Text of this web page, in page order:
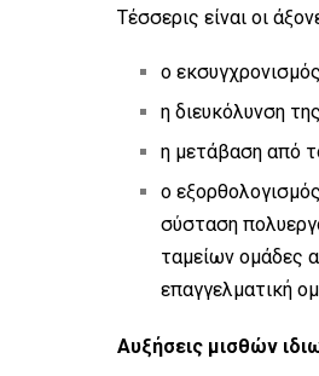
Τέσσερις είναι οι
ο
η διευκόλυνση
η μετάβαση από
ο
σύσταση
ταμείων ομάδες
επαγγελματική
Αυξήσεις μισθών